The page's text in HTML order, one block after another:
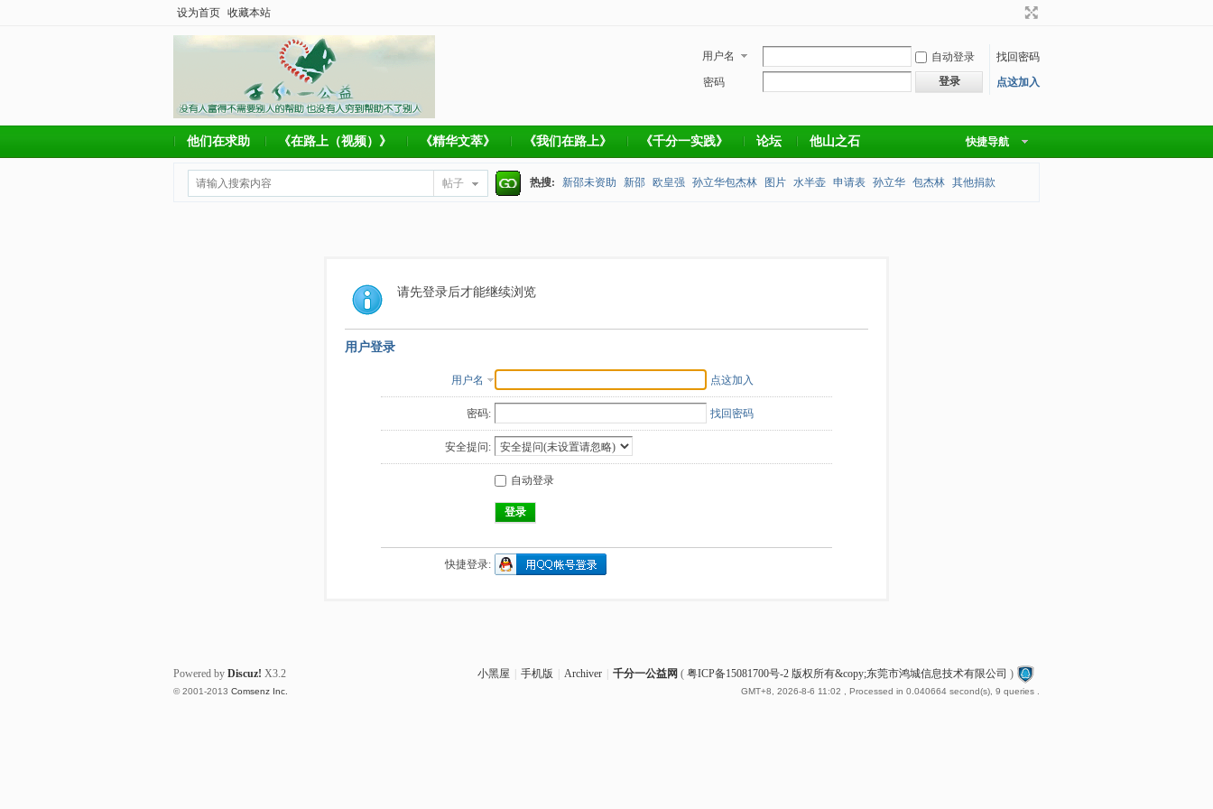
设为首页 收藏本站
用户名 自动登录
找回密码
密码
登录 点这加入
快捷导航
他们在求助 《在路上（视频）》 《精华文萃》 《我们在路上》 《千分一实践》 论坛 他山之石
帖子
索
热搜: 新邵未资助 新邵 欧皇强 孙立华包杰林 图片 水半壶 申请表 孙立华 包杰林 其他捐款
请先登录后才能继续浏览
用户登录
用户名 点这加入
密码: 找回密码
安全提问:
自动登录
登录
快捷登录:
小黑屋 手机版 Archiver 千分一公益网 ( 粤ICP备15081700号-2 版权所有&copy;东莞市鸿城信息技术有限公司 )
GMT+8, 2026-8-6 11:02 , Processed in 0.040664 second(s), 9 queries .
Powered by Discuz! X3.2
© 2001-2013 Comsenz Inc.